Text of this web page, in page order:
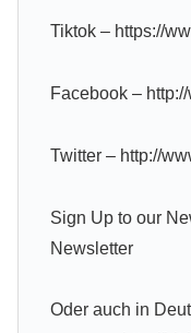
Tiktok – https://
Facebook –
Twitter – http://
Sign Up to our
Newsletter
Oder auch in